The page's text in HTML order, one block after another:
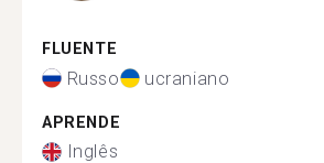
FLUENTE
Russo ucraniano
APRENDE
Inglês